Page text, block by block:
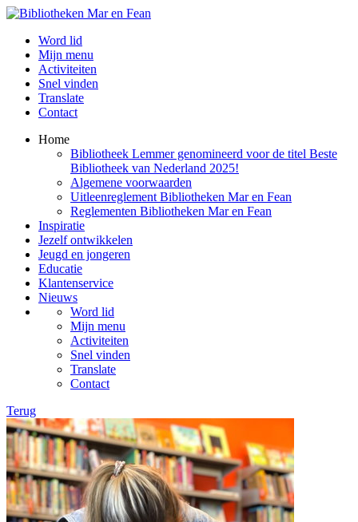
Word lid
Mijn menu
Activiteiten
Snel vinden
Translate
Contact
Home
Bibliotheek Lemmer genomineerd voor de titel Beste
Bibliotheek van Nederland 2025!
Algemene voorwaarden
Uitleenreglement Bibliotheken Mar en Fean
Reglementen Bibliotheken Mar en Fean
Inspiratie
Jezelf ontwikkelen
Jeugd en jongeren
Educatie
Klantenservice
Nieuws
Word lid
Mijn menu
Activiteiten
Snel vinden
Translate
Contact
Terug